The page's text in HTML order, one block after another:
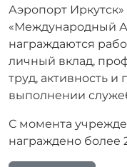
Аэропорт
«Международный
награждаются
личный вклад,
труд, активность
выполнении
С момента
награждено более